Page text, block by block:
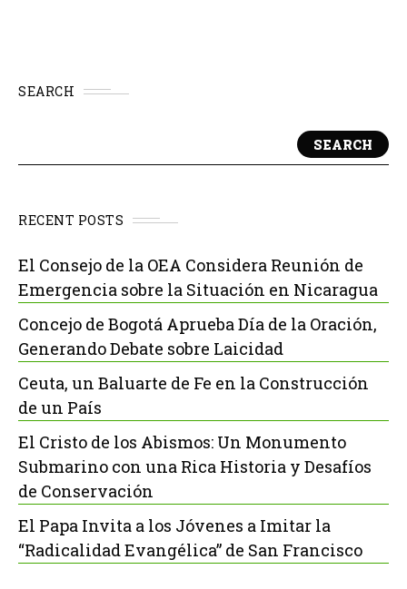
SEARCH
SEARCH
RECENT POSTS
El Consejo de la OEA Considera Reunión de
Emergencia sobre la Situación en Nicaragua
Concejo de Bogotá Aprueba Día de la Oración,
Generando Debate sobre Laicidad
Ceuta, un Baluarte de Fe en la Construcción
de un País
El Cristo de los Abismos: Un Monumento
Submarino con una Rica Historia y Desafíos
de Conservación
El Papa Invita a los Jóvenes a Imitar la
“Radicalidad Evangélica” de San Francisco